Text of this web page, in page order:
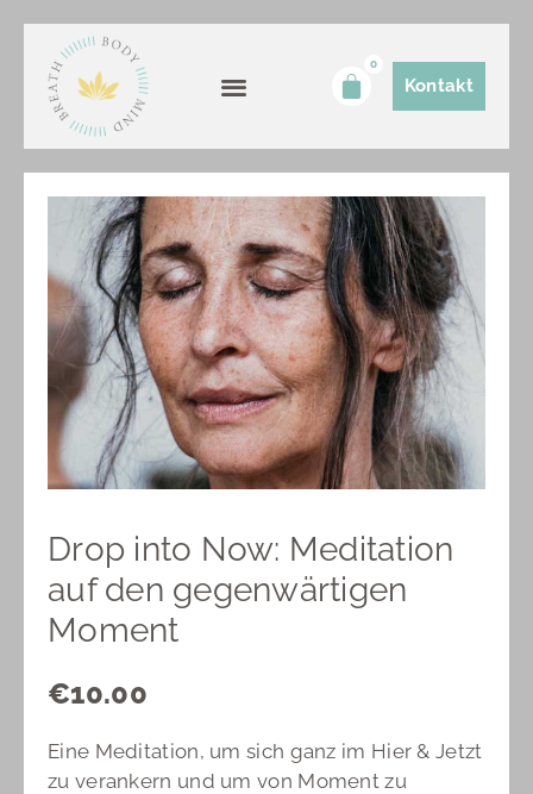
0
Kontakt
Drop into Now: Meditation
auf den gegenwärtigen
Moment
€10.00
Eine Meditation, um sich ganz im Hier & Jetzt
zu verankern und um von Moment zu